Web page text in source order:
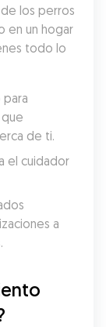
los perros
en un hogar
todo lo
para
de ti.
el cuidador
a